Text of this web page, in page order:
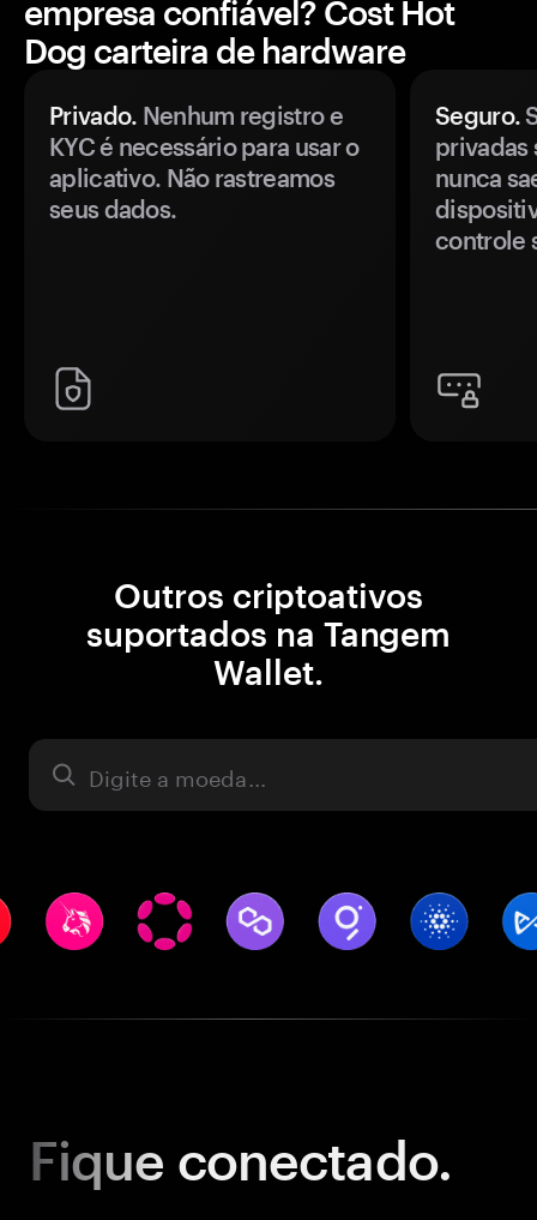
empresa confiável? Cost Hot
Dog carteira de hardware
Privado. Nenhum registro e
KYC é necessário para usar o
aplicativo. Não rastreamos
seus dados.
Seguro.
privadas
nunca
controle
Outros criptoativos
suportados na Tangem
Wallet.
Ativo
Fique conectado.